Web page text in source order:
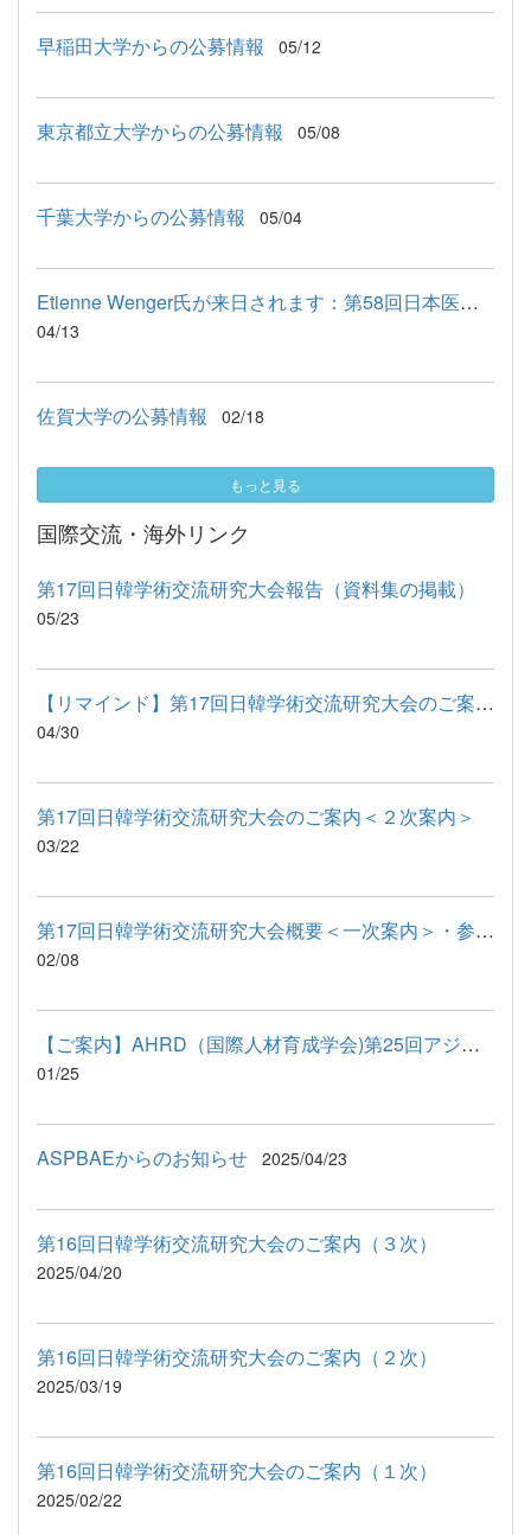
早稲田大学からの公募情報 05/12
東京都立大学からの公募情報 05/08
千葉大学からの公募情報 05/04
Etienne Wenger氏が来日されます：第58回日本医学教育学会学術大...
04/13
佐賀大学の公募情報 02/18
もっと見る
国際交流・海外リンク
第17回日韓学術交流研究大会報告（資料集の掲載）
05/23
【リマインド】第17回日韓学術交流研究大会のご案内〈三次案内〉
04/30
第17回日韓学術交流研究大会のご案内＜２次案内＞
03/22
第17回日韓学術交流研究大会概要＜一次案内＞・参加申込方法のお...
02/08
【ご案内】AHRD（国際人材育成学会)第25回アジア研究大会（日本開...
01/25
ASPBAEからのお知らせ 2025/04/23
第16回日韓学術交流研究大会のご案内（３次）
2025/04/20
第16回日韓学術交流研究大会のご案内（２次）
2025/03/19
第16回日韓学術交流研究大会のご案内（１次）
2025/02/22